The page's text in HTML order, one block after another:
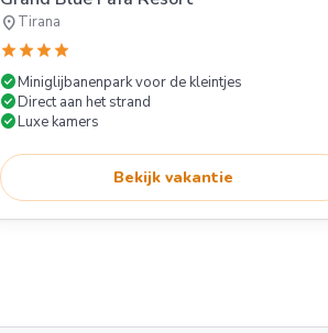
location_onTirana
starstarstarstar
check_circleMiniglijbanenpark voor de kleintjes
check_circleDirect aan het strand
check_circleLuxe kamers
Bekijk vakantie